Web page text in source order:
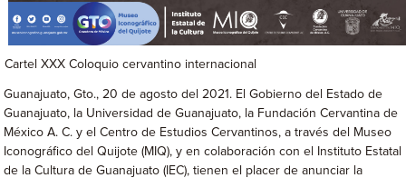
Cartel XXX Coloquio cervantino internacional
Guanajuato, Gto., 20 de agosto del 2021. El Gobierno del Estado de
Guanajuato, la Universidad de Guanajuato, la Fundación Cervantina de
México A. C. y el Centro de Estudios Cervantinos, a través del Museo
Iconográfico del Quijote (MIQ), y en colaboración con el Instituto Estatal
de la Cultura de Guanajuato (IEC), tienen el placer de anunciar la